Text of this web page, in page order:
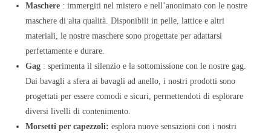
Maschere : immergiti nel mistero e nell’anonimato con le nostre
maschere di alta qualità. Disponibili in pelle, lattice e altri
materiali, le nostre maschere sono progettate per adattarsi
perfettamente e durare.
Gag : sperimenta il silenzio e la sottomissione con le nostre gag.
Dai bavagli a sfera ai bavagli ad anello, i nostri prodotti sono
progettati per essere comodi e sicuri, permettendoti di esplorare
diversi livelli di contenimento.
Morsetti per capezzoli: esplora nuove sensazioni con i nostri